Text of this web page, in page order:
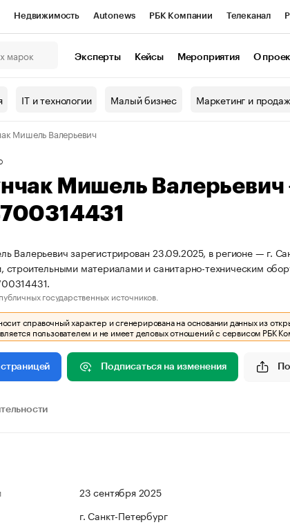
Недвижимость Autonews РБК Компании Телеканал
контрагентов
Эксперты Кейсы Мероприятия О
IT и технологии Малый бизнес Маркетинг и
Мишель Валерьевич
Мишель
Валерьевич зарегистрирован 23.09.2025, в регионе — г.
строительными материалами и санитарно-техническим
государственных источников.
справочный характер и сгенерирована на основании данных из
пользователем и не имеет деловых отношений с сервисом РБК
Подписаться на изменения
23 сентября 2025
г. Санкт-Петербург